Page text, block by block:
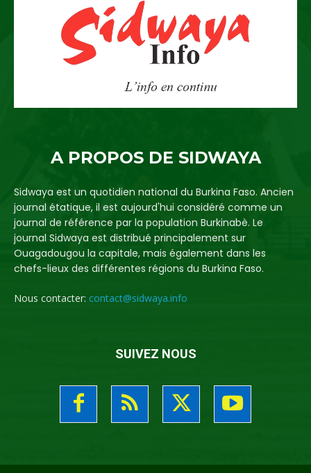
A PROPOS DE SIDWAYA
Sidwaya est un quotidien national du Burkina Faso. Ancien
journal étatique, il est aujourd'hui considéré comme un
journal de référence par la population Burkinabè. Le
journal Sidwaya est distribué principalement sur
Ouagadougou la capitale, mais également dans les
chefs-lieux des différentes régions du Burkina Faso.
Nous contacter: contact@sidwaya.info
SUIVEZ NOUS